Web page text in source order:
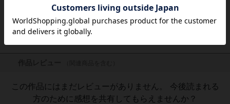
この作品にはまだレビューがありません。 今後読まれる
方のために感想を共有してもらえませんか？